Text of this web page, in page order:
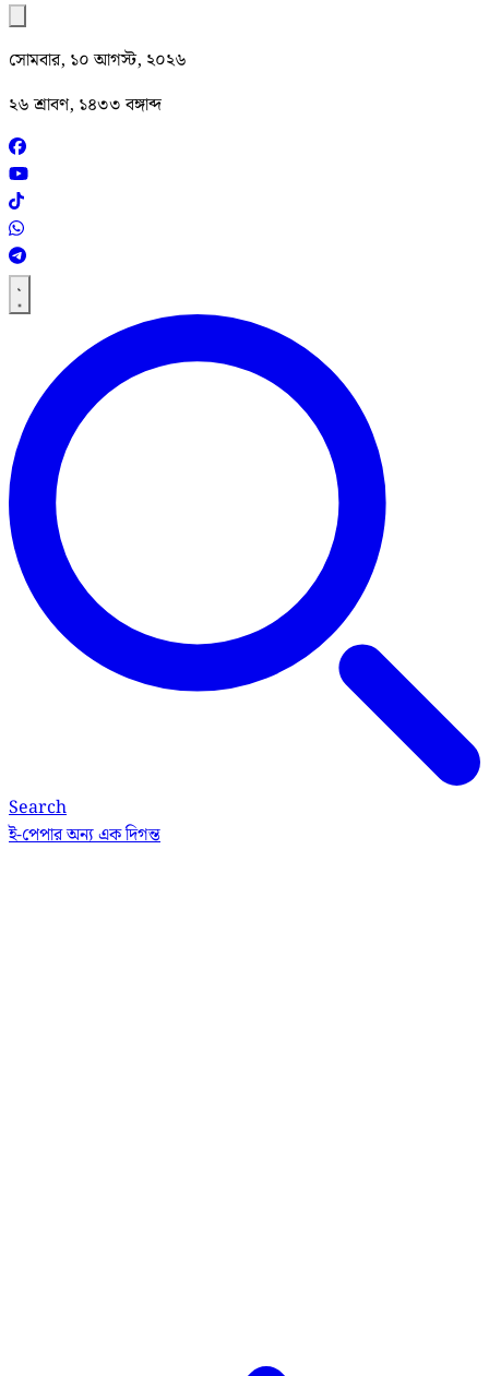
সোমবার, ১০ আগস্ট, ২০২৬
২৬ শ্রাবণ, ১৪৩৩ বঙ্গাব্দ
Search
ই-পেপারঅন্য এক দিগন্ত